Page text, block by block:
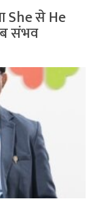
She से He
संभव